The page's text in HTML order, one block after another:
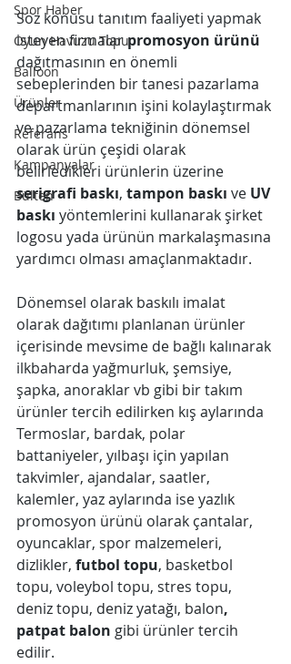
Spor Haber
Oyun Havuzu Topu
Balloon
Ürünler
Referans
Kampanyalar
Bülten
Söz konusu tanıtım faaliyeti yapmak
isteyen firmalar promosyon ürünü
dağıtmasının en önemli
sebeplerinden bir tanesi pazarlama
departmanlarının işini kolaylaştırmak
ve pazarlama tekniğinin dönemsel
olarak ürün çeşidi olarak
belirledikleri ürünlerin üzerine
serigrafi baskı, tampon baskı ve UV
baskı yöntemlerini kullanarak şirket
logosu yada ürünün markalaşmasına
yardımcı olması amaçlanmaktadır.
Dönemsel olarak baskılı imalat
olarak dağıtımı planlanan ürünler
içerisinde mevsime de bağlı kalınarak
ilkbaharda yağmurluk, şemsiye,
şapka, anoraklar vb gibi bir takım
ürünler tercih edilirken kış aylarında
Termoslar, bardak, polar
battaniyeler, yılbaşı için yapılan
takvimler, ajandalar, saatler,
kalemler, yaz aylarında ise yazlık
promosyon ürünü olarak çantalar,
oyuncaklar, spor malzemeleri,
dizlikler, futbol topu, basketbol
topu, voleybol topu, stres topu,
deniz topu, deniz yatağı, balon,
patpat balon gibi ürünler tercih
edilir.